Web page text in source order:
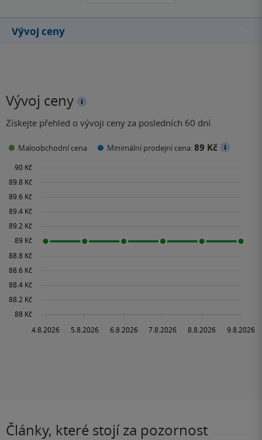
Vývoj ceny
Vývoj ceny
Získejte přehled o vývoji ceny za posledních 60 dní.
Maloobchodní cena Minimální prodejní cena:89 Kč
Články, které stojí za pozornost